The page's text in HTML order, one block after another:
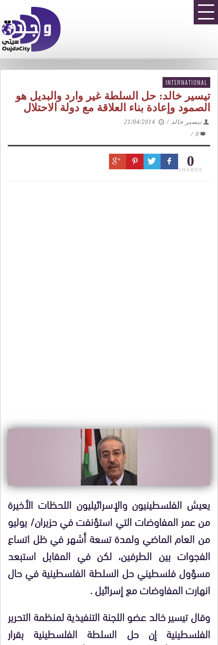
INTERNATIONAL
تيسير خالد: حل السلطة غير وارد والبديل هو
الصمود وإعادة بناء العلاقة مع دولة الاحتلال
تيسير خالد /
21/04/2014
0
/
0
SHARES
يعيش الفلسطينيون والإسرائيليون اللحظات الأخيرة
من عمر المفاوضات التي استؤنفت في حزيران/ يوليو
من العام الماضي ولمدة تسعة أشهر في ظل اتساع
الفجوات بين الطرفين، لكن في المقابل استبعد
مسؤول فلسطيني حل السلطة الفلسطينية في حال
انهارت المفاوضات مع إسرائيل.
وقال تيسير خالد عضو اللجنة التنفيذية لمنظمة التحرير
الفلسطينية إن حل السلطة الفلسطينية بقرار